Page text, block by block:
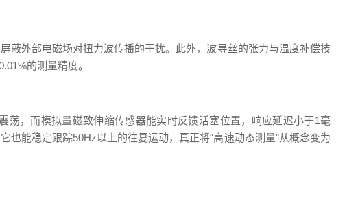
蔽外部电磁场对扭力波传播的干扰。此外，波导丝的张力与温度补偿技
的测量精度。
，而模拟量磁致伸缩传感器能实时反馈活塞位置，响应延迟小于1毫
能稳定跟踪50Hz以上的往复运动，真正将“高速动态测量”从概念变为